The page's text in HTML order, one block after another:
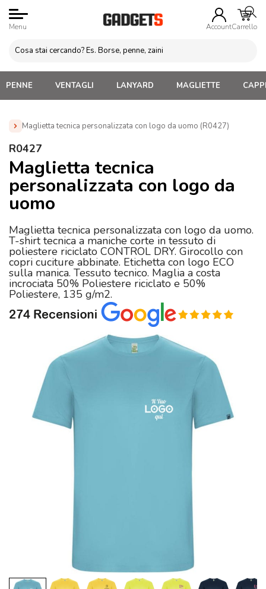
Menu AccountCarrello
PENNE VENTAGLI LANYARD MAGLIETTE
Maglietta tecnica personalizzata con logo da uomo (R0427)
Home »
personalizzata con logo da uomo (R0427)
R0427
Maglietta tecnica
personalizzata con logo da
uomo
Maglietta tecnica personalizzata con logo da uomo.
T-shirt tecnica a maniche corte in tessuto di
poliestere riciclato CONTROL DRY. Girocollo con
copri cuciture abbinate. Etichetta con logo ECO
sulla manica. Tessuto tecnico. Maglia a costa
incrociata 50% Poliestere riciclato e 50%
Poliestere, 135 g/m2.